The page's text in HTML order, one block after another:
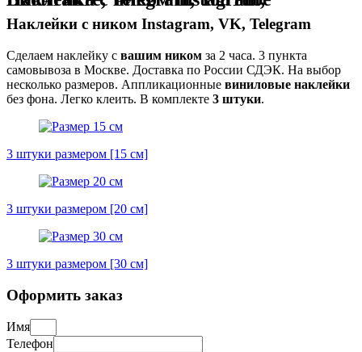
Наклейки с ником Instagram, VK, Telegram
Сделаем наклейку с вашим ником за 2 часа. 3 пункта
самовывоза в Москве. Доставка по России СДЭК. На выбор
несколько размеров. Аппликационные виниловые наклейки
без фона. Легко клеить. В комплекте 3 штуки.
3 штуки размером [15 см]
3 штуки размером [20 см]
3 штуки размером [30 см]
Оформить заказ
Имя
Телефон